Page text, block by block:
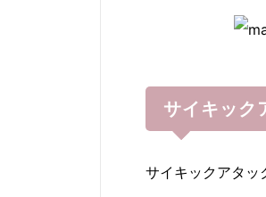
サイキック
サイキックアタッ